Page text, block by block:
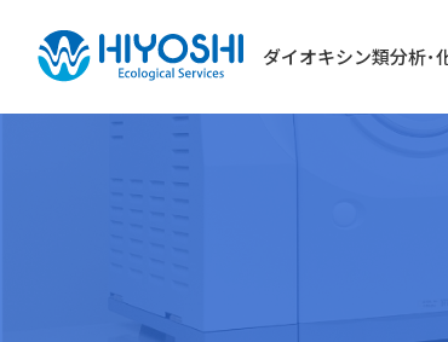
ダイオキシン類分析･